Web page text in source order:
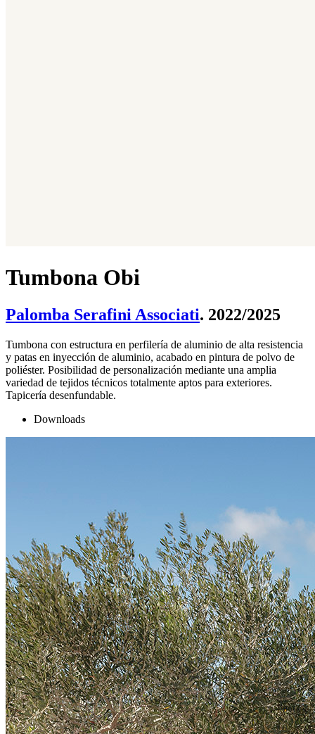
Tumbona Obi
Palomba Serafini Associati. 2022/2025
Tumbona con estructura en perfilería de aluminio de alta resistencia
y patas en inyección de aluminio, acabado en pintura de polvo de
poliéster. Posibilidad de personalización mediante una amplia
variedad de tejidos técnicos totalmente aptos para exteriores.
Tapicería desenfundable.
Downloads